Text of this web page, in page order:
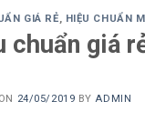
GIÁ RẺ, HIỆU CHUẨN
chuẩn giá
24/05/2019 BY ADMIN